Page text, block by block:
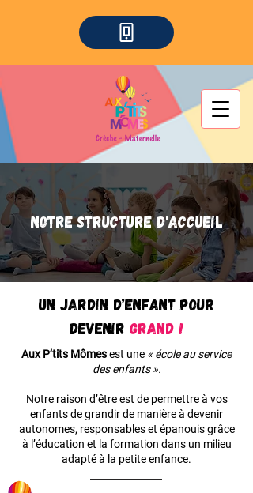
Notre structure d'accueil
Un jardin d’enfant pour
devenir Grand !
Aux P’tits Mômesest une « école au service
des enfants ».
Notre raison d’être est de permettre à vos
enfants de grandir de manière à devenir
autonomes, responsables et épanouis grâce
à l’éducation et la formation dans un milieu
adapté à la petite enfance.